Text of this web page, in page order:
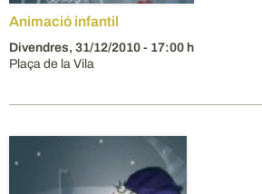
Animació infantil
Divendres, 31/12/2010 - 17:00 h
Plaça de la Vila